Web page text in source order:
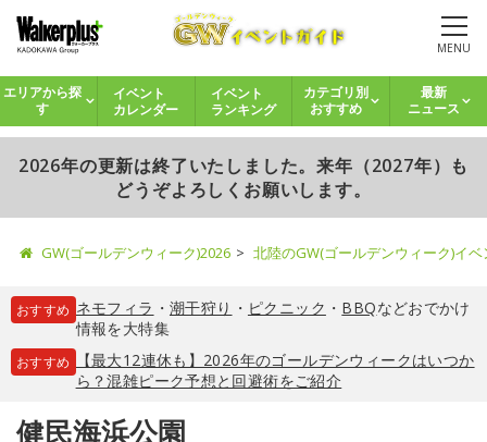
MENU
エリアから探
す
イベント
カレンダー
イベント
ランキング
カテゴリ別
おすすめ
最新
ニュース
2026年の更新は終了いたしました。来年（2027年）も
どうぞよろしくお願いします。
GW(ゴールデンウィーク)2026 北陸のGW(ゴールデンウィーク)イ
おすすめ ネモフィラ ・ 潮干狩り ・ ピクニック ・ BBQなどおでかけ
情報を大特集
おすすめ
【最大12連休も】2026年のゴールデンウィークはいつか
ら？混雑ピーク予想と回避術をご紹介
健民海浜公園